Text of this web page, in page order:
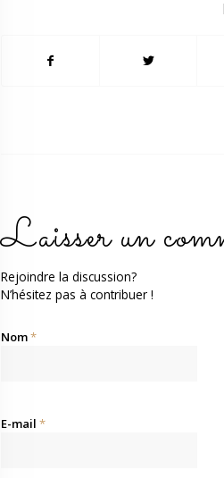
Laisser un
Rejoindre la discussion?
N’hésitez pas à contribuer !
Nom*
E-mail *